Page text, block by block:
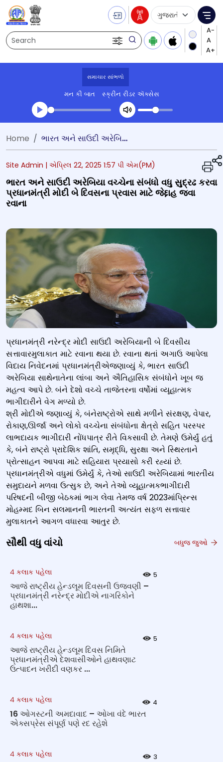
Search
Language
સમાચાર સાંભળો
મન કી બાત સ્ક્રીન રીડર ઍક્સેસ
Transcript summary
પ્લે ઓડિયો
Home ભારત અને સાઉદી અરેબિયા વચ્ચેના સંબંધો વધુ સુદ્રઢ કરવા પ્રધાનમંત્રી મોદી બે દિવસના પ્રવાસ માટે જેદ્દાહ જવા રવાના
Site Admin | એપ્રિલ 22, 2025 1:57 પી એમ(PM)
ભારત અને સાઉદી અરેબિયા વચ્ચેના સંબંધો વધુ સુદ્રઢ કરવા
પ્રધાનમંત્રી મોદી બે દિવસના પ્રવાસ માટે જેદ્દાહ જવા
રવાના
Minister Narendra Modi speaks at the Grand Kremlin
Palace, on July 9, 2024 in Moscow, Russia. Indian
Prime Minister Narendra Modi is having a two-day
visit to Moscow. (Photo by Contributor/Getty
Images)
પ્રધાનમંત્રી નરેન્દ્ર મોદી સાઉદી અરેબિયાની બે દિવસીય
સત્તાવારમુલાકાત માટે રવાના થયા છે. રવાના થતાં અગાઉ આપેલા
વિદાય નિવેદનમાં પ્રધાનમંત્રીએજણાવ્યું કે, ભારત સાઉદી
અરેબિયા સાથેનાતેના લાંબા અને ઐતિહાસિક સંબંધોને ખૂબ જ
મહત્વ આપે છે. બંને દેશો વચ્ચે તાજેતરના વર્ષોમાં વ્યૂહાત્મક
ભાગીદારીને વેગ મળ્યો છે.
શ્રી મોદીએ જણાવ્યું કે, બંનેરાષ્ટ્રોએ સાથે મળીને સંરક્ષણ, વેપાર,
રોકાણ,ઊર્જા અને લોકો વચ્ચેના સંબંધોના ક્ષેત્રો સહિત પરસ્પર
લાભદાયક ભાગીદારી નોંધપાત્ર રીતે વિકસાવી છે. તેમણે ઉમેર્યું હતું
કે, બંને રાષ્ટ્રો પ્રાદેશિક શાંતિ, સમૃદ્ધિ, સુરક્ષા અને સ્થિરતાને
પ્રોત્સાહન આપવા માટે સહિયારા પ્રયાસો કરી રહ્યાં છે.
પ્રધાનમંત્રીએ વધુમાં ઉમેર્યું કે, તેઓ સાઉદી અરેબિયામાં ભારતીય
સમુદાયને મળવા ઉત્સુક છે, અને તેઓ વ્યૂહાત્મકભાગીદારી
પરિષદની બીજી બેઠકમાં ભાગ લેવા તેમજ વર્ષ 2023માંપ્રિન્સ
મોહમ્મદ બિન સલમાનની ભારતની અત્યંત સફળ સત્તાવાર
મુલાકાતને આગળ વધારવા આતુર છે.
સૌથી વધુ વાંચો બધુજ જુઓ
4 કલાક પહેલા 5
આજે રાષ્ટ્રીય હેન્ડલૂમ દિવસની ઉજવણી –
પ્રધાનમંત્રી નરેન્દ્ર મોદીએ નાગરિકોને
હાથશા...
4 કલાક પહેલા 5
આજે રાષ્ટ્રીય હેન્ડલૂમ દિવસ નિમિતે
પ્રધાનમંત્રીએ દેશવાસીઓને હાથવણાટ
ઉત્પાદન ખરીદી વણકર ...
4 કલાક પહેલા 4
16 ઓગસ્ટની અમદાવાદ – ઓખા વંદે ભારત
એક્સપ્રેસ સંપૂર્ણ પણે રદ રહેશે
4 કલાક પહેલા 3